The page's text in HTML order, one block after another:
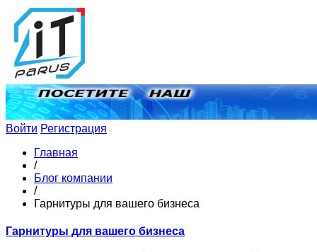
Войти Регистрация
Главная
/
Блог компании
/
Гарнитуры для вашего бизнеса
Гарнитуры для вашего бизнеса